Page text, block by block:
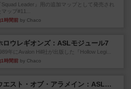
Squad Leader』用の追加マップとして発売され
マップ#11...
1時間前 by Chaco
ロウレギオンズ：ASLモジュール7
年にAvalon Hill社が出版した『Hollow Legi...
1時間前 by Chaco
ウエスト・オブ・アラメイン：ASLモジュール5